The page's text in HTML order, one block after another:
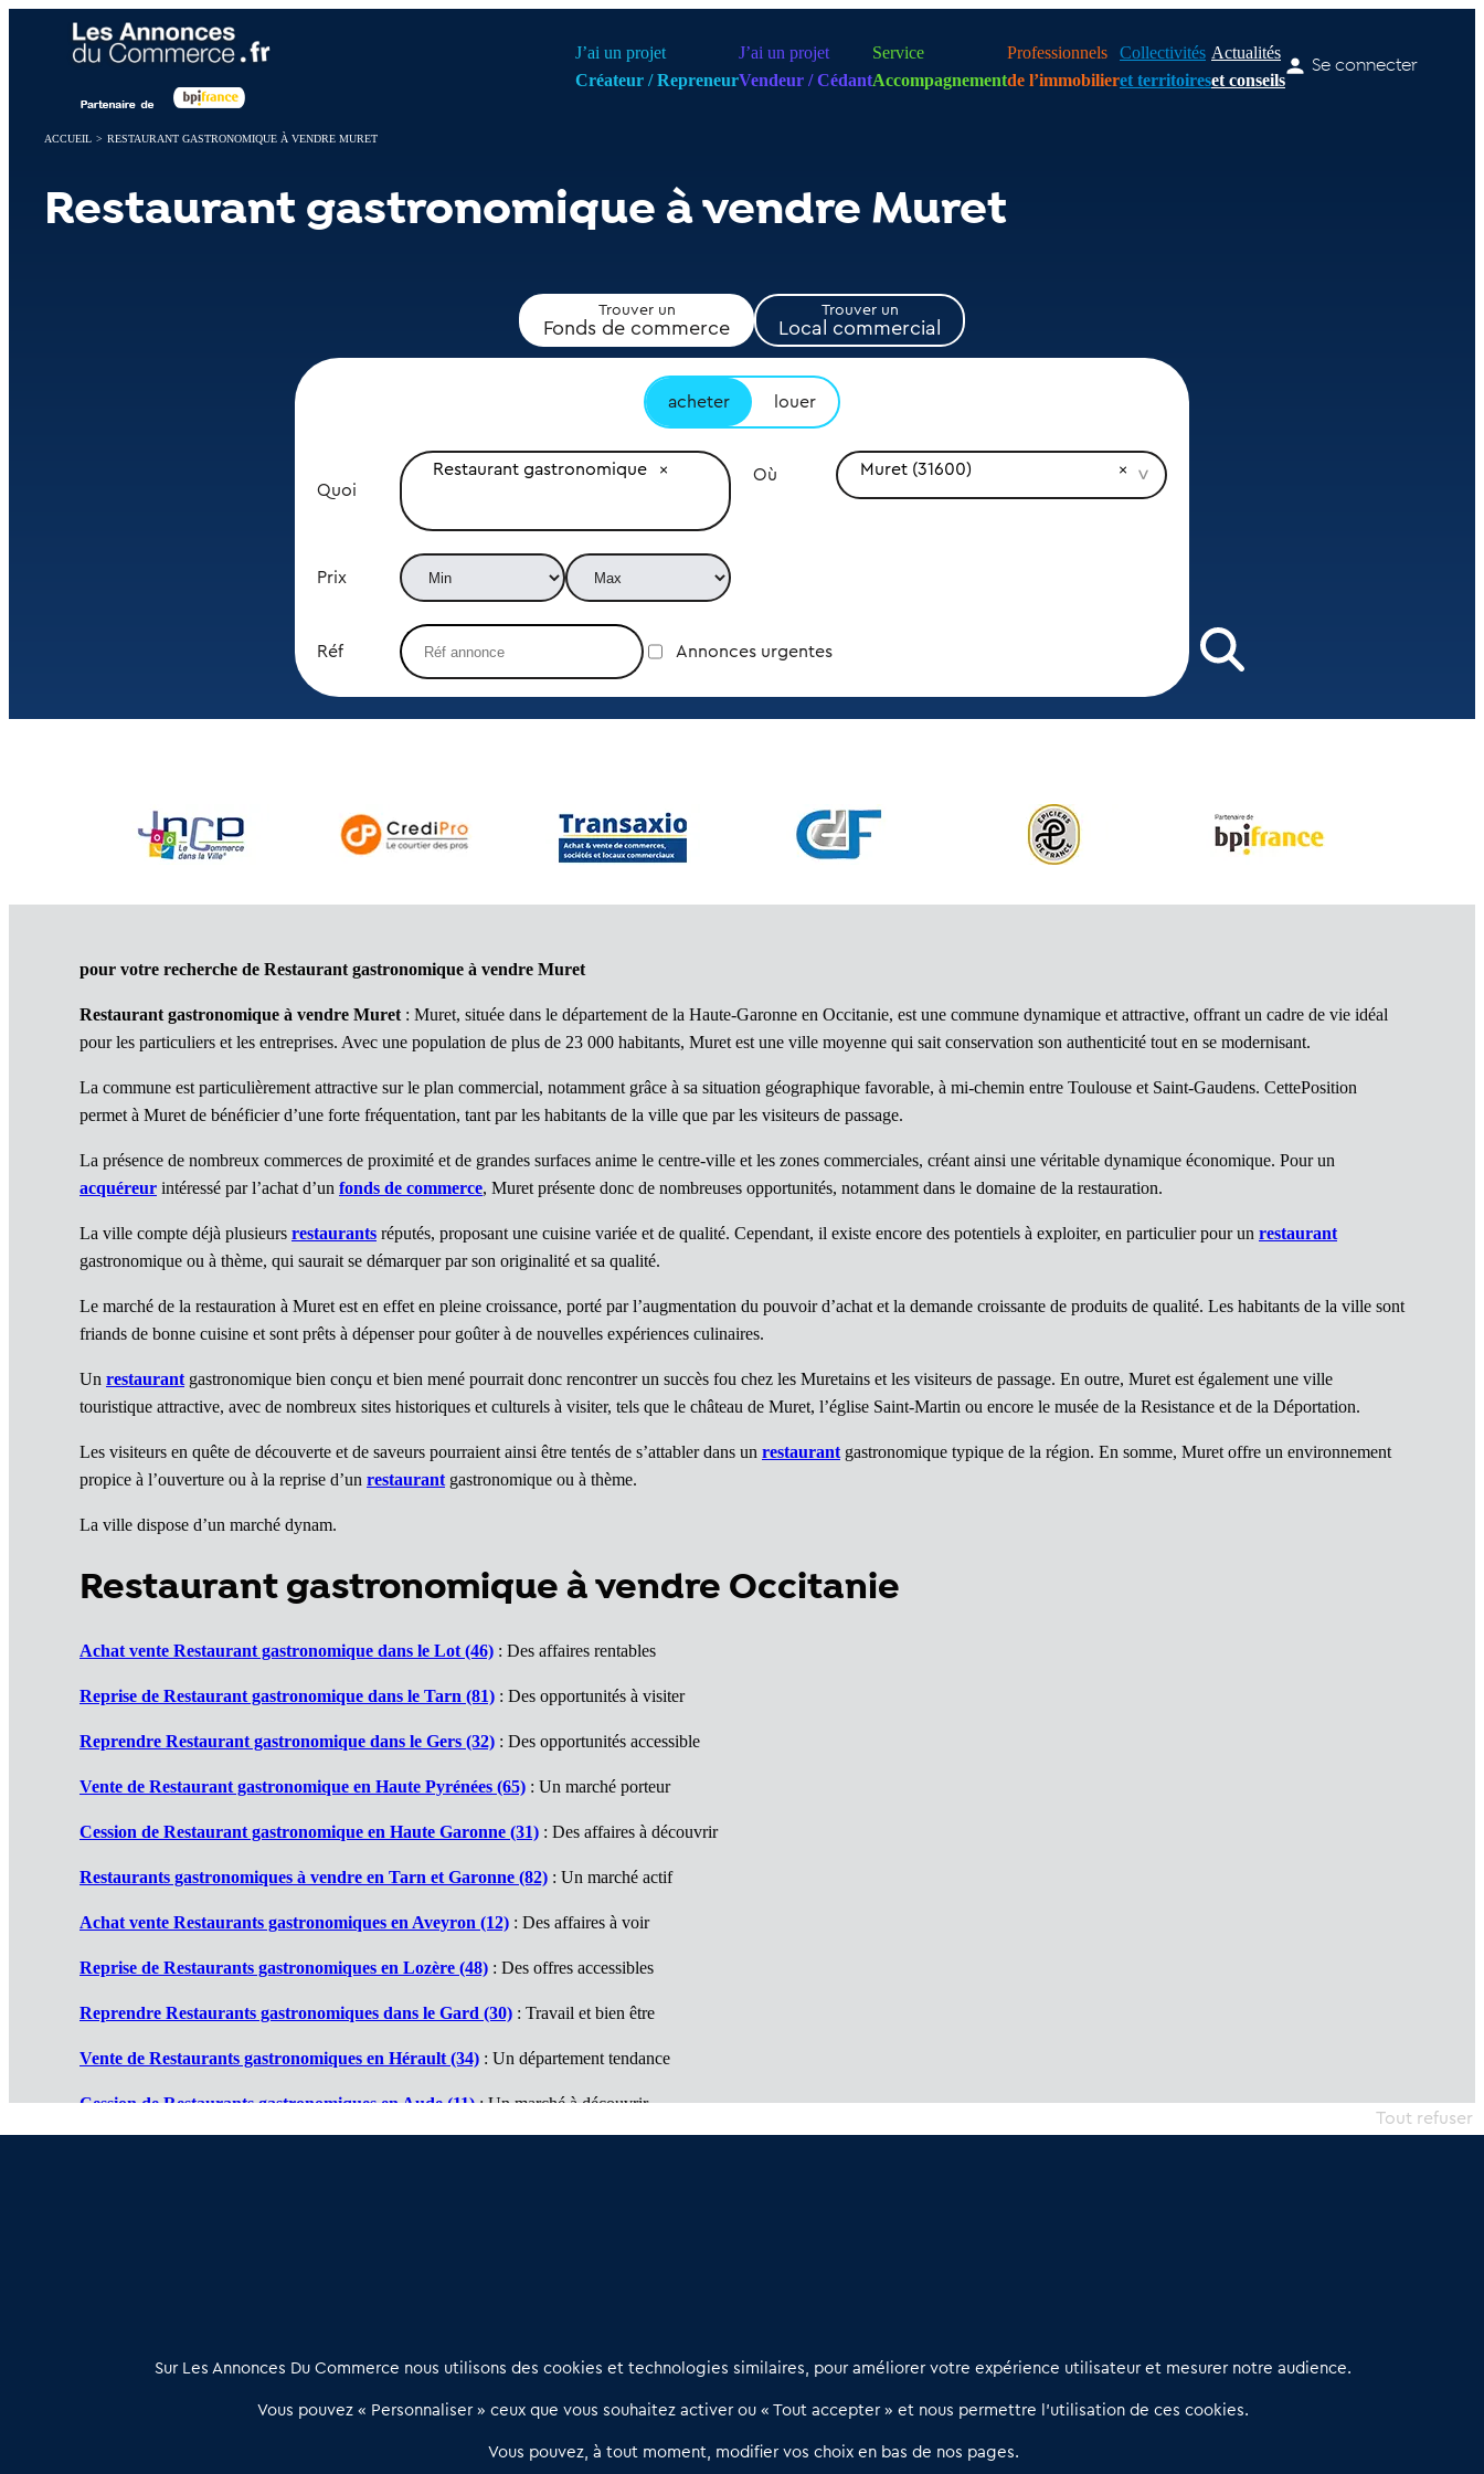
J’ai un projet
Créateur / Repreneur
J’ai un projet
Vendeur / Cédant
Service
Accompagnement
Professionnels
de l’immobilier
Collectivités
et territoires
Actualités
et conseils
Se connecter
ACCUEIL > RESTAURANT GASTRONOMIQUE À VENDRE MURET
Restaurant gastronomique à vendre Muret
Trouver un
Fonds de commerce
Trouver un
Local commercial
acheter louer
Quoi
Restaurant gastronomique Où Muret (31600)
Prix
Réf Annonces urgentes
pour votre recherche de Restaurant gastronomique à vendre Muret
Restaurant gastronomique à vendre Muret : Muret, située dans le département de la Haute-Garonne en Occitanie, est une commune dynamique et attractive, offrant un cadre de vie idéal
pour les particuliers et les entreprises. Avec une population de plus de 23 000 habitants, Muret est une ville moyenne qui sait conservation son authenticité tout en se modernisant.
La commune est particulièrement attractive sur le plan commercial, notamment grâce à sa situation géographique favorable, à mi-chemin entre Toulouse et Saint-Gaudens. CettePosition
permet à Muret de bénéficier d’une forte fréquentation, tant par les habitants de la ville que par les visiteurs de passage.
La présence de nombreux commerces de proximité et de grandes surfaces anime le centre-ville et les zones commerciales, créant ainsi une véritable dynamique économique. Pour un
acquéreur intéressé par l’achat d’un fonds de commerce, Muret présente donc de nombreuses opportunités, notamment dans le domaine de la restauration.
La ville compte déjà plusieurs restaurants réputés, proposant une cuisine variée et de qualité. Cependant, il existe encore des potentiels à exploiter, en particulier pour un restaurant
gastronomique ou à thème, qui saurait se démarquer par son originalité et sa qualité.
Le marché de la restauration à Muret est en effet en pleine croissance, porté par l’augmentation du pouvoir d’achat et la demande croissante de produits de qualité. Les habitants de la ville sont
friands de bonne cuisine et sont prêts à dépenser pour goûter à de nouvelles expériences culinaires.
Un restaurant gastronomique bien conçu et bien mené pourrait donc rencontrer un succès fou chez les Muretains et les visiteurs de passage. En outre, Muret est également une ville
touristique attractive, avec de nombreux sites historiques et culturels à visiter, tels que le château de Muret, l’église Saint-Martin ou encore le musée de la Resistance et de la Déportation.
Les visiteurs en quête de découverte et de saveurs pourraient ainsi être tentés de s’attabler dans un restaurant gastronomique typique de la région. En somme, Muret offre un environnement
propice à l’ouverture ou à la reprise d’un restaurant gastronomique ou à thème.
La ville dispose d’un marché dynam.
Restaurant gastronomique à vendre Occitanie
Achat vente Restaurant gastronomique dans le Lot (46) : Des affaires rentables
Reprise de Restaurant gastronomique dans le Tarn (81) : Des opportunités à visiter
Reprendre Restaurant gastronomique dans le Gers (32) : Des opportunités accessible
Vente de Restaurant gastronomique en Haute Pyrénées (65) : Un marché porteur
Cession de Restaurant gastronomique en Haute Garonne (31) : Des affaires à découvrir
Restaurants gastronomiques à vendre en Tarn et Garonne (82) : Un marché actif
Achat vente Restaurants gastronomiques en Aveyron (12) : Des affaires à voir
Reprise de Restaurants gastronomiques en Lozère (48) : Des offres accessibles
Reprendre Restaurants gastronomiques dans le Gard (30) : Travail et bien être
Vente de Restaurants gastronomiques en Hérault (34) : Un département tendance
Cession de Restaurants gastronomiques en Aude (11): Un marché à découvrir
relation qualifiée conçu pour les acteurs de l’immobilier commercial
02 54 56 03 17
Contactez-nous
Notre solution
Offres Pro
Petitscommerces : Un partenariat au service du commerce de
Panneau de gestion des cookies
Sur Les Annonces Du Commerce nous utilisons des cookies et technologies similaires, pour améliorer votre expérience utilisateur et mesurer notre audience.
Vous pouvez « Personnaliser » ceux que vous souhaitez activer ou « Tout accepter » et nous permettre l’utilisation de ces cookies.
Vous pouvez, à tout moment, modifier vos choix en bas de nos pages.
Tout refuser